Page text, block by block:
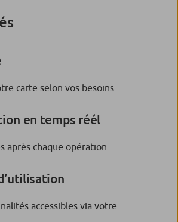
carte selon vos besoins.
en temps réél
après chaque opération.
accessibles via votre